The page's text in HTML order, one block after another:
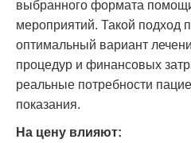
выбранного формата
мероприятий. Такой подход
оптимальный вариант
процедур и финансовых
реальные потребности
показания.
На цену влияют: